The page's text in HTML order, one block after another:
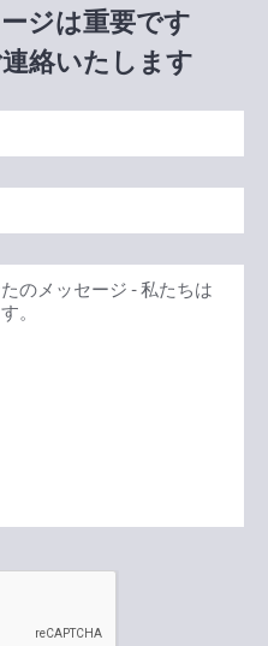
ジは重要です
絡いたします